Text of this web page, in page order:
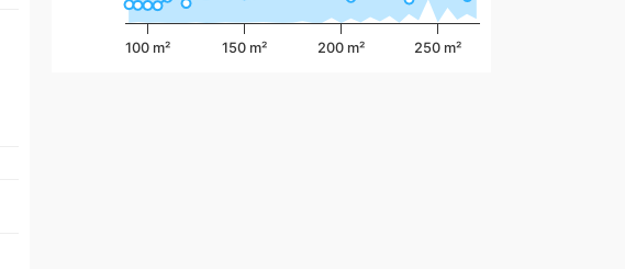
100 m² 150 m² 200 m² 250 m²